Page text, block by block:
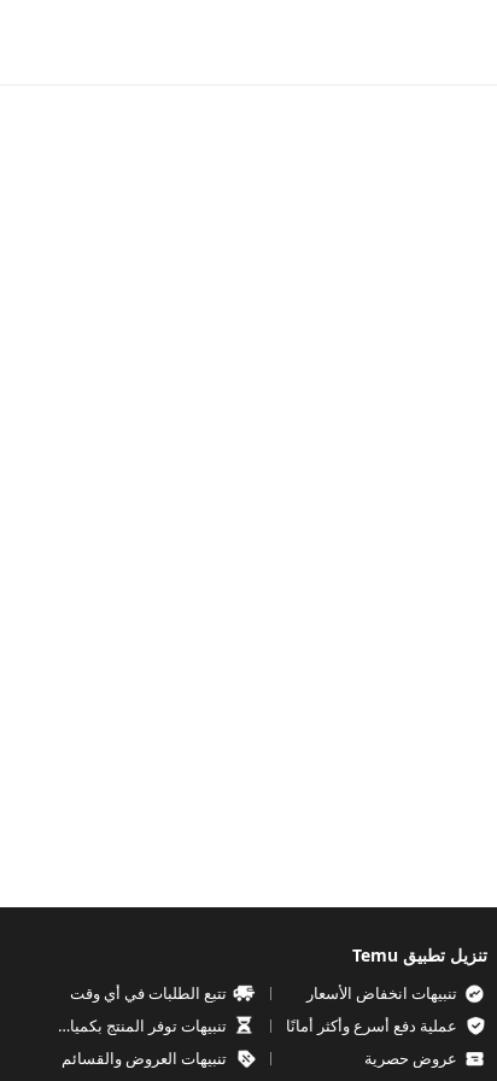
تنزيل تطبيق Temu
تنبيهات انخفاض الأسعار
تتبع الطلبات في أي وقت
عملية دفع أسرع وأكثر أمانًا
تنبيهات توفر المنتج بكميات محدودة
عروض حصرية
تنبيهات العروض والقسائم